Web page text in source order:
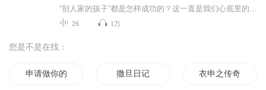
26 1万
您是不是在找：
申请做你的全世界 撒旦日记 衣申之传奇